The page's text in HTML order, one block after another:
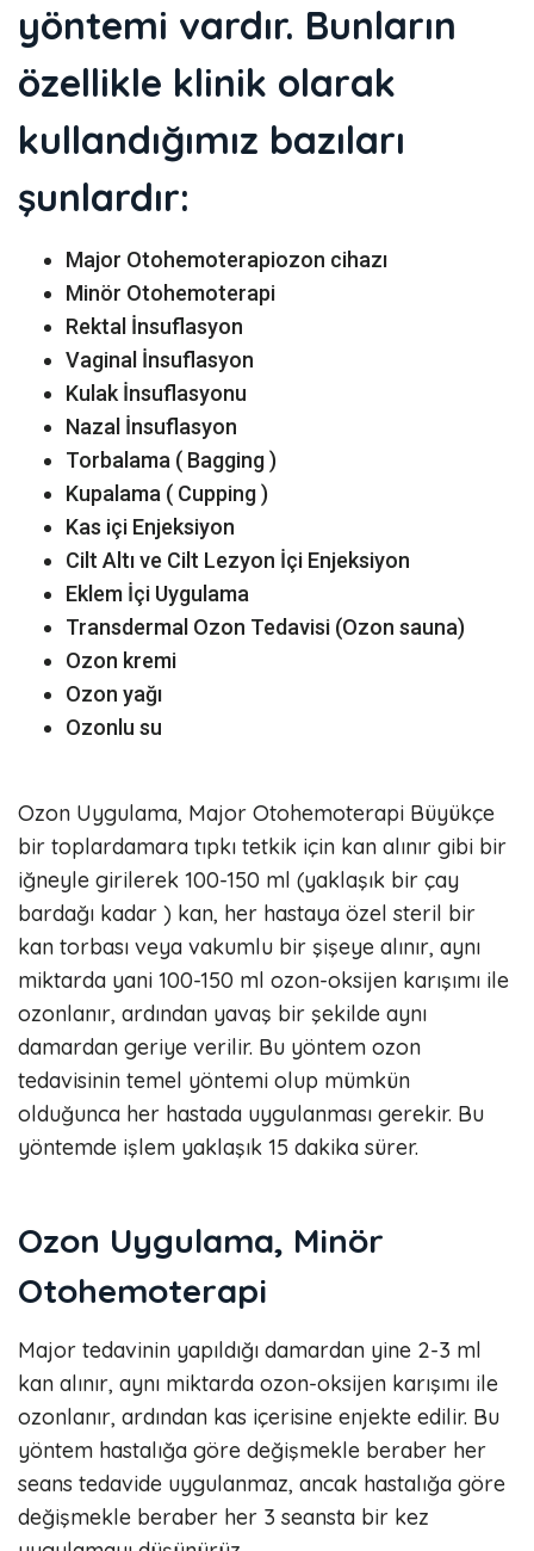
yöntemi vardır. Bunların
özellikle klinik olarak
kullandığımız bazıları
şunlardır:
Major Otohemoterapiozon cihazı
Minör Otohemoterapi
Rektal İnsuflasyon
Vaginal İnsuflasyon
Kulak İnsuflasyonu
Nazal İnsuflasyon
Torbalama ( Bagging )
Kupalama ( Cupping )
Kas içi Enjeksiyon
Cilt Altı ve Cilt Lezyon İçi Enjeksiyon
Eklem İçi Uygulama
Transdermal Ozon Tedavisi (Ozon sauna)
Ozon kremi
Ozon yağı
Ozonlu su
Ozon Uygulama, Major Otohemoterapi Büyükçe
bir toplardamara tıpkı tetkik için kan alınır gibi bir
iğneyle girilerek 100-150 ml (yaklaşık bir çay
bardağı kadar ) kan, her hastaya özel steril bir
kan torbası veya vakumlu bir şişeye alınır, aynı
miktarda yani 100-150 ml ozon-oksijen karışımı ile
ozonlanır, ardından yavaş bir şekilde aynı
damardan geriye verilir. Bu yöntem ozon
tedavisinin temel yöntemi olup mümkün
olduğunca her hastada uygulanması gerekir. Bu
yöntemde işlem yaklaşık 15 dakika sürer.
Ozon Uygulama, Minör
Otohemoterapi
Major tedavinin yapıldığı damardan yine 2-3 ml
kan alınır, aynı miktarda ozon-oksijen karışımı ile
ozonlanır, ardından kas içerisine enjekte edilir. Bu
yöntem hastalığa göre değişmekle beraber her
seans tedavide uygulanmaz, ancak hastalığa göre
değişmekle beraber her 3 seansta bir kez